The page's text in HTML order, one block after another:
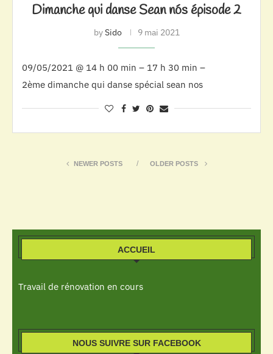
Dimanche qui danse Sean nós épisode 2
bySido 9 mai 2021
09/05/2021 @ 14 h 00 min – 17 h 30 min –
2ème dimanche qui danse spécial sean nos
NEWER POSTS OLDER POSTS
ACCUEIL
Travail de rénovation en cours
NOUS SUIVRE SUR FACEBOOK